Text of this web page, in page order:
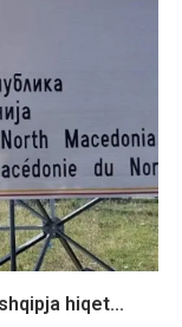
hiqet...